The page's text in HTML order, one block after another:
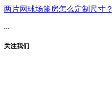
两片网球场篷房怎么定制尺寸？
...
关注我们